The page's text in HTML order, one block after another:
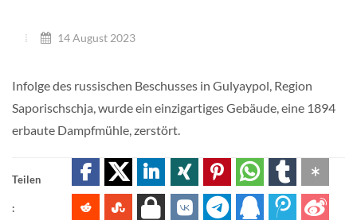
14 August 2023
Infolge des russischen Beschusses in Gulyaypol, Region
Saporischschja, wurde ein einzigartiges Gebäude, eine 1894
erbaute Dampfmühle, zerstört.
Teilen
: